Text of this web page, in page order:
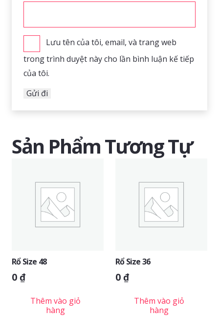
Lưu tên của tôi, email, và trang web
trong trình duyệt này cho lần bình luận kế tiếp
của tôi.
Sản Phẩm Tương Tự
Rổ Size 48
0₫
Thêm vào giỏ
hàng
Rổ Size 36
0₫
Thêm vào giỏ
hàng